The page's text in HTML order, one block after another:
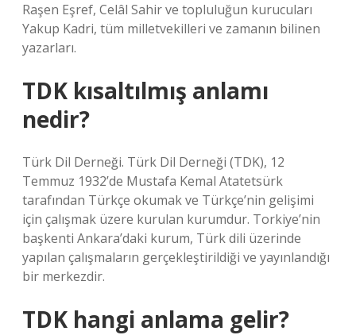
Raşen Eşref, Celâl Sahir ve topluluğun kurucuları
Yakup Kadri, tüm milletvekilleri ve zamanın bilinen
yazarları.
TDK kısaltılmış anlamı
nedir?
Türk Dil Derneği. Türk Dil Derneği (TDK), 12
Temmuz 1932’de Mustafa Kemal Atatetsürk
tarafından Türkçe okumak ve Türkçe’nin gelişimi
için çalışmak üzere kurulan kurumdur. Torkiye’nin
başkenti Ankara’daki kurum, Türk dili üzerinde
yapılan çalışmaların gerçekleştirildiği ve yayınlandığı
bir merkezdir.
TDK hangi anlama gelir?